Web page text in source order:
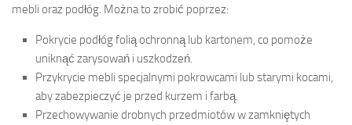
mebli oraz podłóg. Można to zrobić poprzez:
Pokrycie podłóg folią ochronną lub kartonem, co pomoże
uniknąć zarysowań i uszkodzeń.
Przykrycie mebli specjalnymi pokrowcami lub starymi kocami,
aby zabezpieczyć je przed kurzem i farbą.
Przechowywanie drobnych przedmiotów w zamkniętych